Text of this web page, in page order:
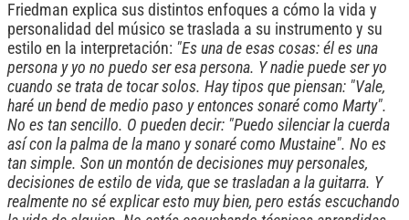
Friedman explica sus distintos enfoques a cómo la vida y
personalidad del músico se traslada a su instrumento y su
estilo en la interpretación: "Es una de esas cosas: él es una
persona y yo no puedo ser esa persona. Y nadie puede ser yo
cuando se trata de tocar solos. Hay tipos que piensan: "Vale,
haré un bend de medio paso y entonces sonaré como Marty".
No es tan sencillo. O pueden decir: "Puedo silenciar la cuerda
así con la palma de la mano y sonaré como Mustaine". No es
tan simple. Son un montón de decisiones muy personales,
decisiones de estilo de vida, que se trasladan a la guitarra. Y
realmente no sé explicar esto muy bien, pero estás escuchando